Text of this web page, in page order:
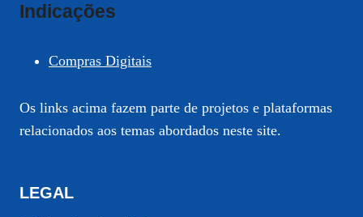
Indicações
Compras Digitais
Os links acima fazem parte de projetos e plataformas
relacionados aos temas abordados neste site.
LEGAL